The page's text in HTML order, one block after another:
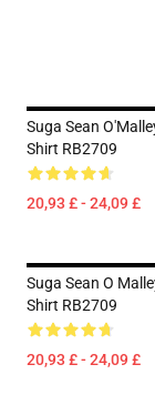
Suga Sean
Shirt RB2709
20,93 £ - 24,09 £
Suga Sean O
Shirt RB2709
20,93 £ - 24,09 £